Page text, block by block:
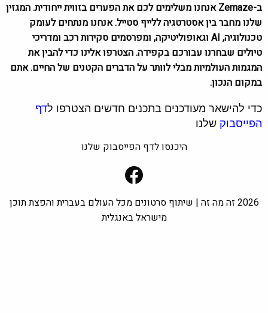
ב-Zemaze אנחנו משלימים לכם את הפערים בזווית ייחודית. המגזין
שלנו מחבר בין אסטרטגיה ללייף סטייל. אנחנו מנתחים לעומק
טכנולוגיה, AI וגאופוליטיקה, ומפרסמים סקירות רכב ומדריכי
טיולים שבחרנו עבורכם בקפידה. הצטרפו אלינו כדי להבין את
המגמות העולמיות מבלי לוותר על הדברים הקטנים של החיים. אתם
במקום הנכון.
כדי להישאר מעודכנים בתכנים חדשים הצטרפו ל דף
הפייסבוקשלנו
היכנסו לדף הפייסבוק שלנו
Facebook
2026 זה מה זה | שיתוף סרטונים מכל העולם בעברית והפצת תוכן
מישראל באנגלית